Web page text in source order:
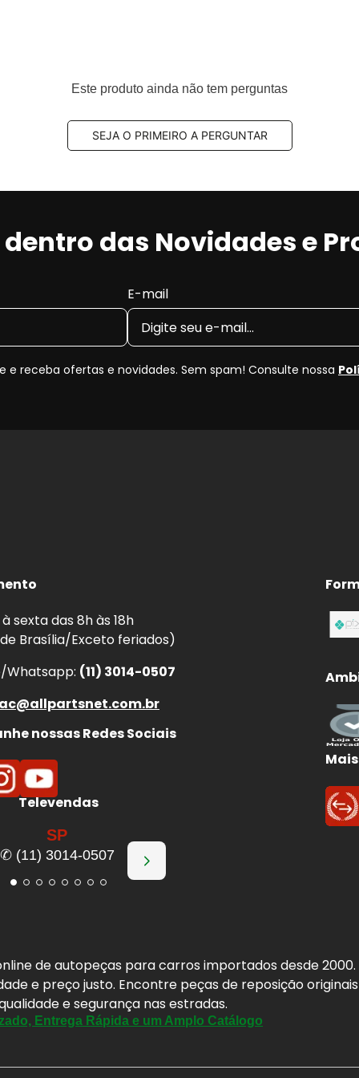
Este produto ainda não tem perguntas
SEJA O PRIMEIRO A PERGUNTAR
das Novidades e
E-mail
e receba ofertas e novidades. Sem spam! Consulte nossa
sexta das 8h às 18h
Brasília/Exceto feriados)
Whatsapp: (11) 3014-0507
nossas Redes Sociais
Televendas
SP
✆ (11) 3014-0507
de autopeças para carros importados desde
e preço justo. Encontre peças de reposição
e segurança nas estradas.
Entrega Rápida e um Amplo Catálogo